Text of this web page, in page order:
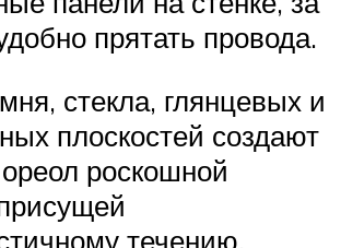
прятать провода.
стекла, глянцевых и
плоскостей создают
роскошной
течению.